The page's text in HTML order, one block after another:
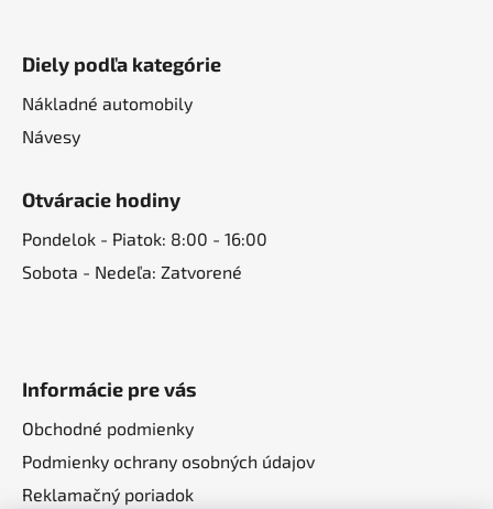
Diely podľa kategórie
Nákladné automobily
Návesy
Otváracie hodiny
Pondelok - Piatok: 8:00 - 16:00
Sobota - Nedeľa: Zatvorené
Informácie pre vás
Obchodné podmienky
Podmienky ochrany osobných údajov
Reklamačný poriadok